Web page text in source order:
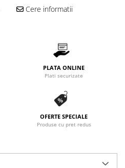
Cere informatii
PLATA ONLINE
Plati securizate
OFERTE SPECIALE
Produse cu pret redus